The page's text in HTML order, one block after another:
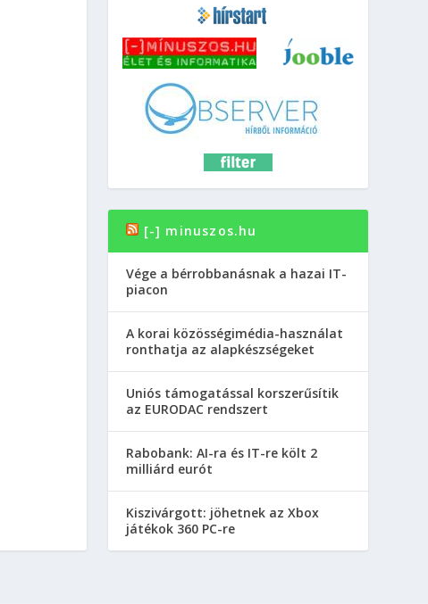
[-] minuszos.hu
Vége a bérrobbanásnak a hazai IT-
piacon
A korai közösségimédia-használat
ronthatja az alapkészségeket
Uniós támogatással korszerűsítik
az EURODAC rendszert
Rabobank: AI-ra és IT-re költ 2
milliárd eurót
Kiszivárgott: jöhetnek az Xbox
játékok 360 PC-re